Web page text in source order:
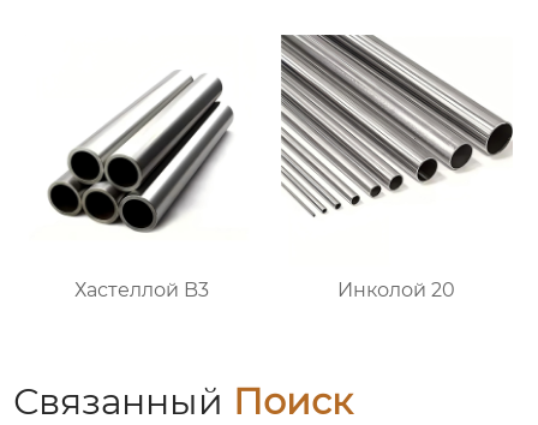
Хастеллой B3 Инколой 20
Связанный Поиск